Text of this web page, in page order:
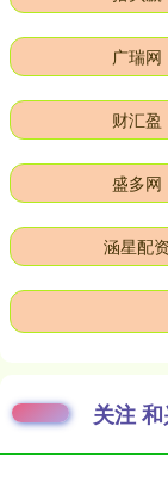
广瑞网
财汇盈
盛多网
涵星配资
关注